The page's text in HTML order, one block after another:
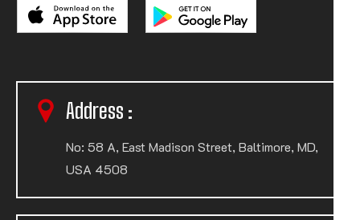
Address :
No: 58 A, East Madison Street, Baltimore, MD,
USA 4508